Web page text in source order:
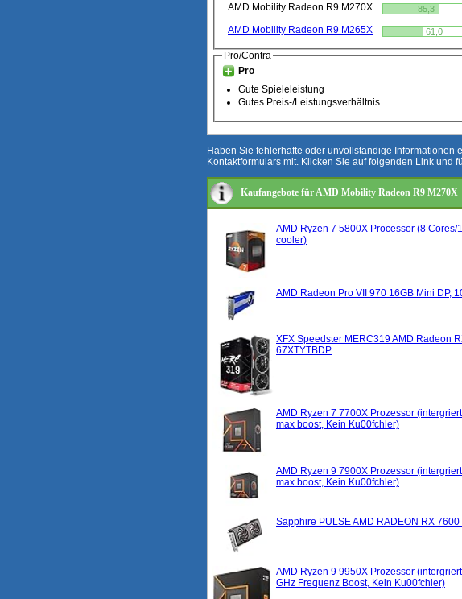
AMD Mobility Radeon R9 M270X 85,3
AMD Mobility Radeon R9 M265X 61,0
Pro/Contra
Pro
Gute Spieleleistung
Gutes Preis-/Leistungsverhältnis
Haben Sie fehlerhafte oder unvollständige Informationen
Kontaktformulars mit. Klicken Sie auf folgenden Link und
Kaufangebote für AMD Mobility Radeon R9 M270X
AMD Ryzen 7 5800X Processor (8 Cores/
cooler)
AMD Radeon Pro VII 970 16GB Mini DP,
XFX Speedster MERC319 AMD Radeon
67XTYTBDP
AMD Ryzen 7 7700X Prozessor
max boost, Kein Ku00fchler)
AMD Ryzen 9 7900X Prozessor
max boost, Kein Ku00fchler)
Sapphire PULSE AMD RADEON RX
AMD Ryzen 9 9950X Prozessor
GHz Frequenz Boost, Kein Ku00fchler)